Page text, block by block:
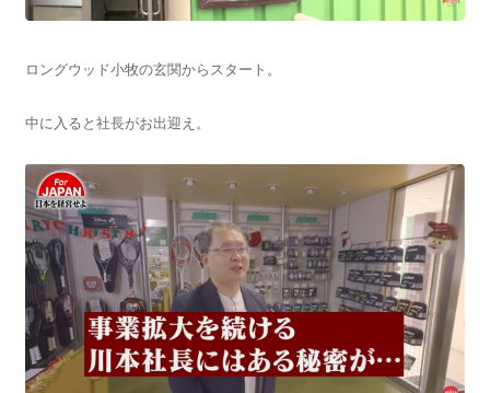
ロングウッド小牧の玄関からスタート。
中に入ると社長がお出迎え。